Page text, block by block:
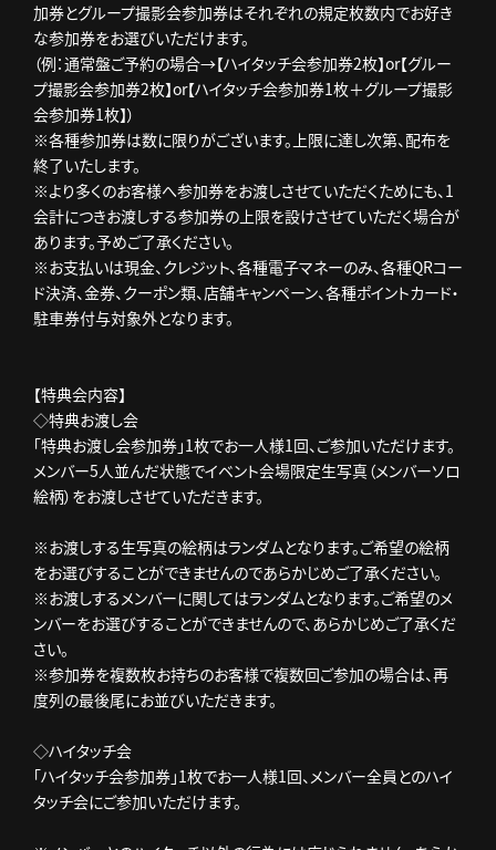
加券とグループ撮影会参加券はそれぞれの規定枚数内でお好き
な参加券をお選びいただけます。
（例：通常盤ご予約の場合→【ハイタッチ会参加券2枚】or【グルー
プ撮影会参加券2枚】or【ハイタッチ会参加券1枚＋グループ撮影
会参加券1枚】）
※各種参加券は数に限りがございます。上限に達し次第、配布を
終了いたします。
※より多くのお客様へ参加券をお渡しさせていただくためにも、1
会計につきお渡しする参加券の上限を設けさせていただく場合が
あります。予めご了承ください。
※お支払いは現金、クレジット、各種電子マネーのみ、各種QRコー
ド決済、金券、クーポン類、店舗キャンペーン、各種ポイントカード・
駐車券付与対象外となります。
【特典会内容】
◇特典お渡し会
「特典お渡し会参加券」1枚でお一人様1回、ご参加いただけます。
メンバー5人並んだ状態でイベント会場限定生写真（メンバーソロ
絵柄）をお渡しさせていただきます。
※お渡しする生写真の絵柄はランダムとなります。ご希望の絵柄
をお選びすることができませんのであらかじめご了承ください。
※お渡しするメンバーに関してはランダムとなります。ご希望のメ
ンバーをお選びすることができませんので、あらかじめご了承くだ
さい。
※参加券を複数枚お持ちのお客様で複数回ご参加の場合は、再
度列の最後尾にお並びいただきます。
◇ハイタッチ会
「ハイタッチ会参加券」1枚でお一人様1回、メンバー全員とのハイ
タッチ会にご参加いただけます。